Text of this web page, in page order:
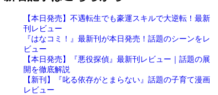
【本日発売】不遇転生でも豪運スキルで大逆転！最新
刊レビュー
『はなコミ！』最新刊が本日発売！話題のシーンをレ
ビュー
【本日発売】『悪役探偵』最新刊レビュー｜話題の展
開を徹底解説
【新刊】『叱る依存がとまらない』話題の子育て漫画
レビュー